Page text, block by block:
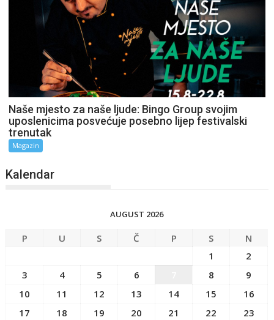
Naše mjesto za naše ljude: Bingo Group svojim
uposlenicima posvećuje posebno lijep festivalski
trenutak
Magazin
Kalendar
AUGUST 2026
P U S Č P S
N
1
2
3
4 5 6 8
9
10
11 12 13 14 15
16
17
18 19 20 21 22
23